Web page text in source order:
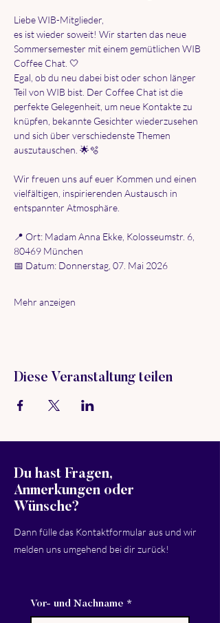
Liebe WIB-Mitglieder,
es ist wieder soweit! Wir starten das neue
Sommersemester mit einem gemütlichen WIB
Coffee Chat. 🤍
Egal, ob du neu dabei bist oder schon länger
Teil von WIB bist. Der Coffee Chat ist die
perfekte Gelegenheit, um neue Kontakte zu
knüpfen, bekannte Gesichter wiederzusehen
und sich über verschiedenste Themen
auszutauschen. 🌟🫧
Wir freuen uns auf euer Kommen und einen
vielfältigen, inspirierenden Austausch in
entspannter Atmosphäre.
📍 Ort: Madam Anna Ekke, Kolosseumstr. 6,
80469 München
📅 Datum: Donnerstag, 07. Mai 2026
Mehr anzeigen
Diese Veranstaltung teilen
Du hast Fragen,
Anmerkungen oder
Wünsche?
Dann fülle das Kontaktformular aus und wir
melden uns umgehend bei dir zurück!
Vor- und Nachname *